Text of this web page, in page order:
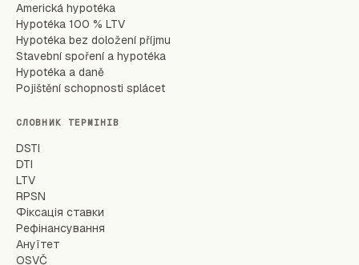
Americká hypotéka
Hypotéka 100 % LTV
Hypotéka bez doložení příjmu
Stavební spoření a hypotéka
Hypotéka a daně
Pojištění schopnosti splácet
СЛОВНИК ТЕРМІНІВ
DSTI
DTI
LTV
RPSN
Фіксація ставки
Рефінансування
Ануїтет
OSVČ